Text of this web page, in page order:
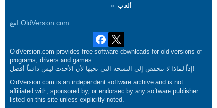
ألعاب
اتبع OldVersion.com
OldVersion.com provides free software downloads for old versions of
programs, drivers and games.
إذاً لماذا لا تنخفض إلى النسخة التي تحبها لأن الأحدث ليس دائماً أفضل!
OldVersion.com is an independent software archive and is not
affiliated with, sponsored by, or endorsed by any software publisher
listed on this site unless explicitly noted.